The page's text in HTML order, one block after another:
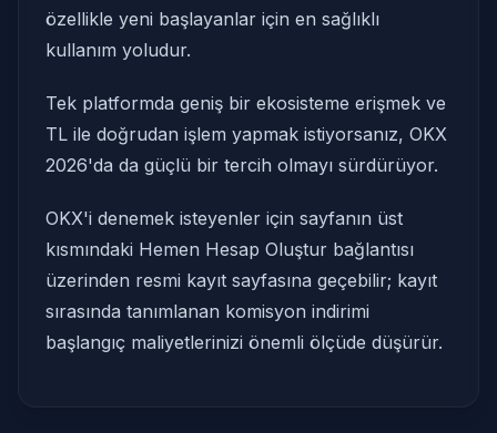
özellikle yeni başlayanlar için en sağlıklı
kullanım yoludur.
Tek platformda geniş bir ekosisteme erişmek ve
TL ile doğrudan işlem yapmak istiyorsanız, OKX
2026'da da güçlü bir tercih olmayı sürdürüyor.
OKX'i denemek isteyenler için sayfanın üst
kısmındaki Hemen Hesap Oluştur bağlantısı
üzerinden resmi kayıt sayfasına geçebilir; kayıt
sırasında tanımlanan komisyon indirimi
başlangıç maliyetlerinizi önemli ölçüde düşürür.